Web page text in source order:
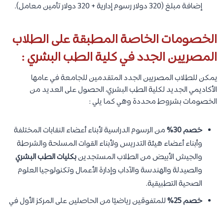
إضافة مبلغ (320 دولار رسوم إدارية + 320 دولار تأمين معامل).
الخصومات الخاصة المطبقة على الطلاب
المصريين الجدد في كلية الطب البشري :
يمكن للطلاب المصريين الجدد المتقدمين للجامعة في عامها
الأكاديمي الجديد لكلية الطب البشري، الحصول على العديد من
الخصومات بشروط محددة وهي كما يلي :
خصم 30%
من الرسوم الدراسية لأبناء أعضاء النقابات المختلفة
وأبناء أعضاء هيئة التدريس ولأبناء القوات المسلحة والشرطة
والجيش الأبيض من الطلاب المستجدينبكليات الطب البشري
والصيدلة والهندسة والآداب وإدارة الأعمال وتكنولوجيا العلوم
الصحية التطبيقية.
خصم 25%
للمتفوقين رياضيًا من الحاصلين على المركز الأول في